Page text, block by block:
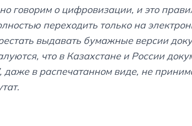
говорим о цифровизации, и это
переходить только на
выдавать бумажные версии
что в Казахстане и России
даже в распечатанном виде, не